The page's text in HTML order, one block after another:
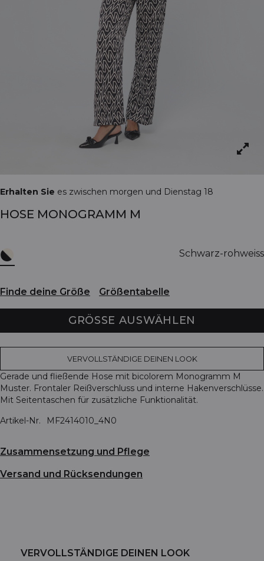
Erhalten Sie es zwischen morgen und Dienstag 18
HOSE MONOGRAMM M
Schwarz-rohweiss
Finde deine Größe Größentabelle
GRÖSSE AUSWÄHLEN
VERVOLLSTÄNDIGE DEINEN LOOK
Gerade und fließende Hose mit bicolorem Monogramm M
Muster. Frontaler Reißverschluss und interne Hakenverschlüsse.
Mit Seitentaschen für zusätzliche Funktionalität.
Artikel-Nr.
MF2414010_4N0
Zusammensetzung und Pflege
Versand und Rücksendungen
VERVOLLSTÄNDIGE DEINEN LOOK